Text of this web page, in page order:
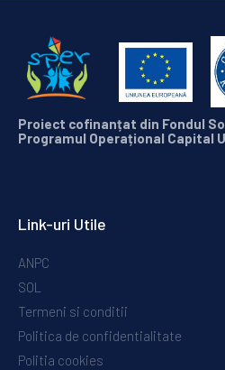
Proiect cofinanțat din Fondul
Programul Operațional Capital
Link-uri Utile
ANPC
SOL
Termeni si conditii
Politica de confidentialitate
Politia cookies